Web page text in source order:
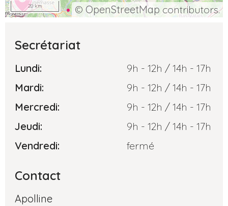
© OpenStreetMap contributors.
20 km
Secrétariat
Lundi:
9h - 12h / 14h - 17h
Mardi:
9h - 12h / 14h - 17h
Mercredi:
9h - 12h / 14h - 17h
Jeudi:
9h - 12h / 14h - 17h
Vendredi:
fermé
Contact
Apolline